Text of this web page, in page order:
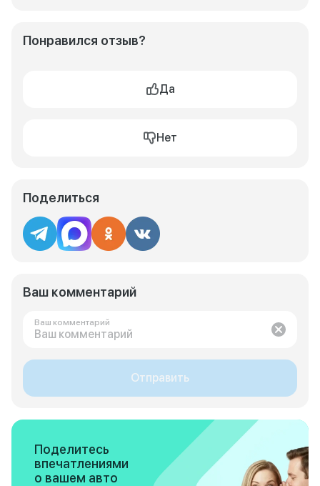
Понравился отзыв?
Да
Нет
Поделиться
Ваш комментарий
Ваш комментарий
Отправить
Поделитесь
впечатлениями
о вашем авто